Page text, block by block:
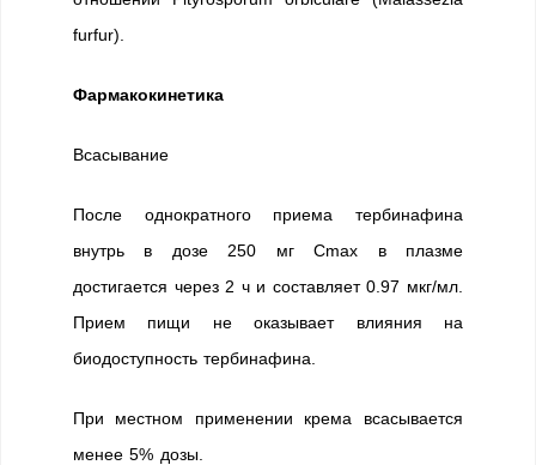
furfur).
Фармакокинетика
Всасывание
После однократного приема тербинафина
внутрь в дозе 250 мг Cmax в плазме
достигается через 2 ч и составляет 0.97 мкг/мл.
Прием пищи не оказывает влияния на
биодоступность тербинафина.
При местном применении крема всасывается
менее 5% дозы.